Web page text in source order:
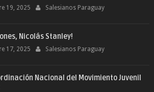
19, 2025 Salesianos Paraguay
Nicolás Stanley!
17, 2025 Salesianos Paraguay
Nacional del Movimiento Juvenil